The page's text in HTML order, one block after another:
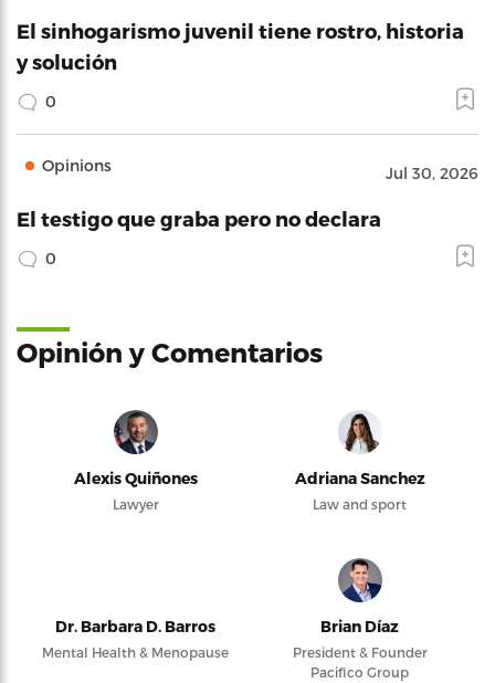
El sinhogarismo juvenil tiene rostro, historia
y solución
0
Opinions Jul 30, 2026
El testigo que graba pero no declara
0
Opinión y Comentarios
Alexis Quiñones
Lawyer
Adriana Sanchez
Law and sport
Dr. Barbara D. Barros
Mental Health & Menopause
Brian Díaz
President & Founder
Pacifico Group